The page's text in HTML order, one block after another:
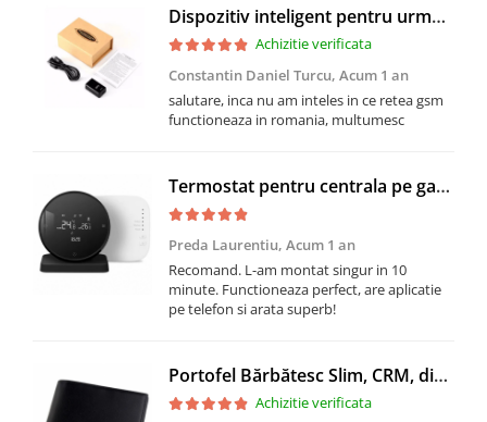
Dispozitiv inteligent pentru urmarire prin GPS, cu microfon, GMO, Tracker GF-07, compatibil cartela SIM si card MicroSD, cu magnet puternic
Achizitie verificata
Constantin Daniel Turcu, Acum 1 an
salutare, inca nu am inteles in ce retea gsm
functioneaza in romania, multumesc
Termostat pentru centrala pe gaz, BOT-R7B-X-WIFI, negru
Preda Laurentiu, Acum 1 an
Recomand. L-am montat singur in 10
minute. Functioneaza perfect, are aplicatie
pe telefon si arata superb!
Portofel Bărbătesc Slim, CRM, din PU, Design Transversal, Negru Elegant
Achizitie verificata